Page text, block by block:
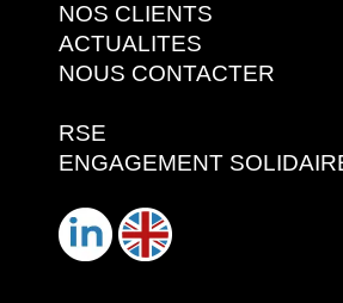
NOS CLIENTS
ACTUALITES
NOUS CONTACTER
RSE
ENGAGEMENT